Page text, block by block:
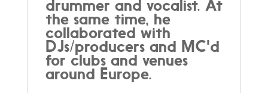
drummer and vocalist. At
the same time, he
collaborated with
DJs/producers and MC'd
for clubs and venues
around Europe.